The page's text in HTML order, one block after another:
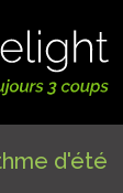
d'été